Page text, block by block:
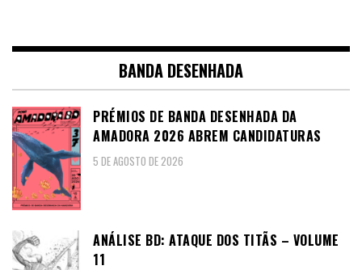
BANDA DESENHADA
PRÉMIOS DE BANDA DESENHADA DA
AMADORA 2026 ABREM CANDIDATURAS
5 DE AGOSTO DE 2026
ANÁLISE BD: ATAQUE DOS TITÃS – VOLUME
11